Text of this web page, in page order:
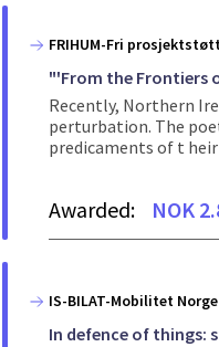
FRIHUM-Fri
"'From the Frontiers
Recently, Northern
perturbation. The
predicaments of t
Awarded: NOK
IS-BILAT-Mobilitet
In defence of things: